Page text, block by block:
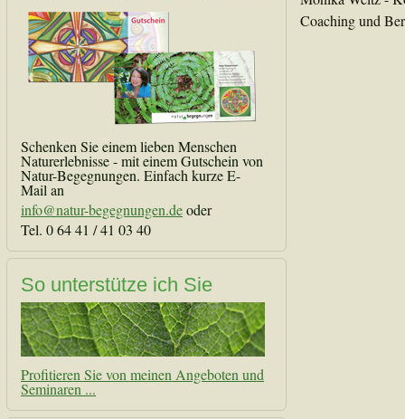
Schenken Sie einem lieben Menschen
Naturerlebnisse - mit einem Gutschein von
Natur-Begegnungen. Einfach kurze E-
Mail an
info@natur-begegnungen.deoder
Tel. 0 64 41 / 41 03 40
So unterstütze ich Sie
Profitieren Sie von meinen Angeboten und
Seminaren ...
Coaching und